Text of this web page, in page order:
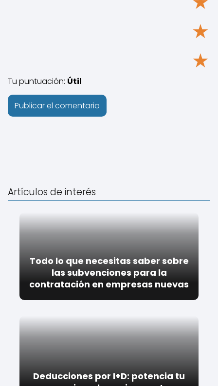
★
★
Tu puntuación: Útil
Artículos de interés
Todo lo que necesitas saber sobre
las subvenciones para la
contratación en empresas nuevas
Deducciones por I+D: potencia tu